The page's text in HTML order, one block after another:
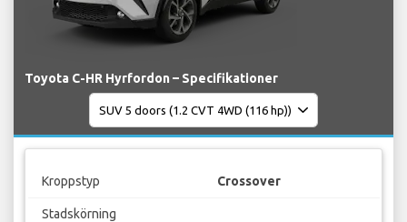
Toyota C-HR Hyrfordon – Specifikationer
Kroppstyp Crossover
Stadskörning